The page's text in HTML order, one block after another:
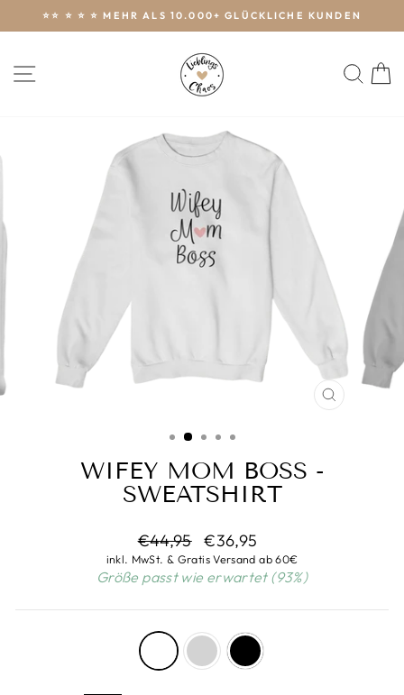
Pause
Diashow
⭐️⭐️ ⭐️ ⭐️ ⭐️ MEHR ALS 10.000+ GLÜCKLICHE KUNDEN
SEITENNAVIGATION
WIFEY MOM BOSS -
SWEATSHIRT
Normaler
Preis
€44,95 Sonderpreis
€36,95
inkl. MwSt. & Gratis Versand ab 60€
Größe passt wie erwartet (93%)